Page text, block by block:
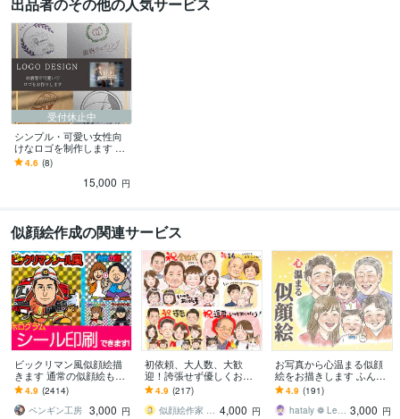
受付休止中
シンプル・可愛い女性向
けなロゴを制作します 購
入して頂いたお客様から
は概ね高評価頂いており
4.6 (8)
15,000 円
似顔絵作成の関連サービス
ビックリマン風似顔絵描
きます 通常の似顔絵も！
☆実際のシール・名刺作
成はじめました！☆
4.9 (2414)
ペンギン工房 3,000 円
初依頼、大人数、大歓
迎！誇張せず優しくお描
きします 古希、還暦や敬
老、父母の日、大切な家
族への想いを形にします
4.9 (217)
似顔絵作家 mogu 4,000 円
お写真から心温まる似顔
絵をお描きします ふんわ
り優しい色鉛筆タッチ♡
大切な日に心に残る贈り
物
4.9 (191)
hataly ❁ Lee／ enme 3,000 円